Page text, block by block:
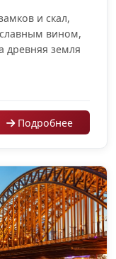
и скал,
вином,
древняя земля
Подробнее